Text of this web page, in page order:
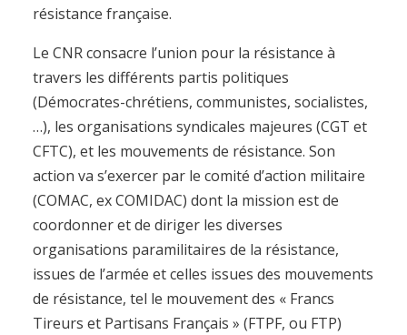
résistance française.
Le CNR consacre l’union pour la résistance à
travers les différents partis politiques
(Démocrates-chrétiens, communistes, socialistes,
…), les organisations syndicales majeures (CGT et
CFTC), et les mouvements de résistance. Son
action va s’exercer par le comité d’action militaire
(COMAC, ex COMIDAC) dont la mission est de
coordonner et de diriger les diverses
organisations paramilitaires de la résistance,
issues de l’armée et celles issues des mouvements
de résistance, tel le mouvement des « Francs
Tireurs et Partisans Français » (FTPF, ou FTP)